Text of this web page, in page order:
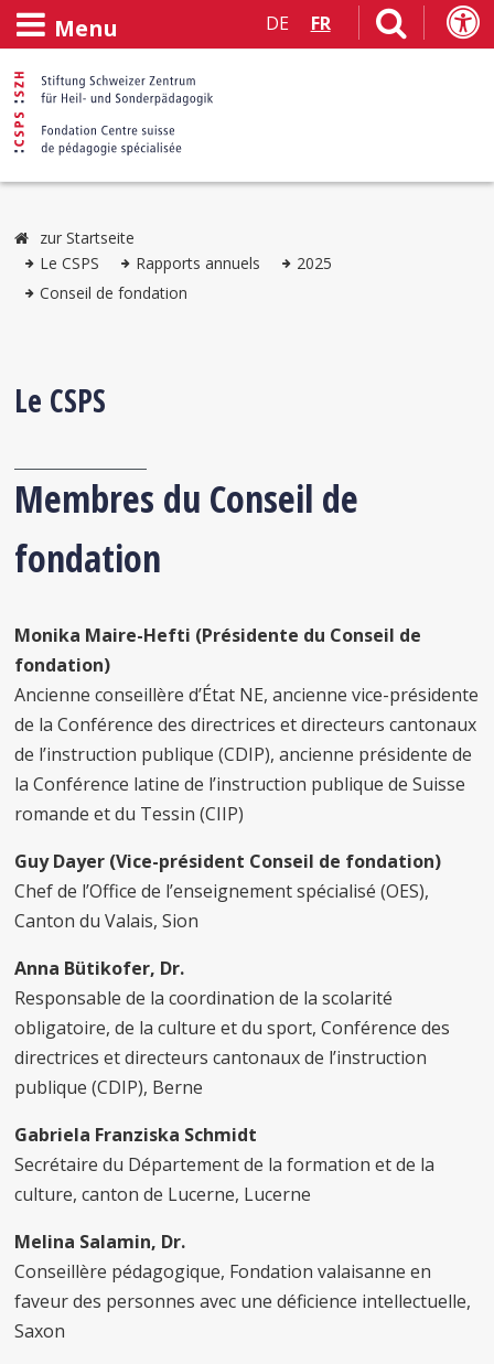
Menu DE FR
zur Startseite
Le CSPS
Rapports annuels
2025
Conseil de fondation
Le CSPS
Membres du Conseil de
fondation
Monika Maire-Hefti (Présidente du Conseil de
fondation)
Ancienne conseillère d’État NE, ancienne vice-présidente
de la Conférence des directrices et directeurs cantonaux
de l’instruction publique (CDIP), ancienne présidente de
la Conférence latine de l’instruction publique de Suisse
romande et du Tessin (CIIP)
Guy Dayer (Vice-président Conseil de fondation)
Chef de l’Office de l’enseignement spécialisé (OES),
Canton du Valais, Sion
Anna Bütikofer, Dr.
Responsable de la coordination de la scolarité
obligatoire, de la culture et du sport, Conférence des
directrices et directeurs cantonaux de l’instruction
publique (CDIP), Berne
Gabriela Franziska Schmidt
Secrétaire du Département de la formation et de la
culture, canton de Lucerne, Lucerne
Melina Salamin, Dr.
Conseillère pédagogique, Fondation valaisanne en
faveur des personnes avec une déficience intellectuelle,
Saxon